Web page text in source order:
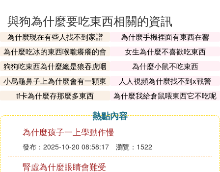
與狗為什麼要吃東西相關的資訊
為什麼現在有些人找不到家譜
為什麼手機裡面有東西在響
為什麼吃冰的東西喉嚨癢癢的會
咳
女生為什麼不喜歡吃東西
狗狗吃東西為什麼總是狼吞虎咽
的
為什麼小鼠不吃東西
小烏龜鼻子上為什麼會有一顆東
西
人人視頻為什麼找不到x戰警
tf卡為什麼存那麼多東西
為什麼我給倉鼠喂東西它不吃呢
熱點內容
為什麼孩子一上學動作慢
發布：2025-10-20 08:58:17 瀏覽：1522
腎虛為什麼眼睛會難受